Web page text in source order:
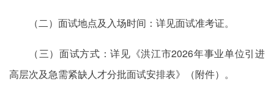
（二）面试地点及入场时间：详见面试准考证。
（三）面试方式：详见《洪江市2026年事业单位引进
高层次及急需紧缺人才分批面试安排表》（附件）。